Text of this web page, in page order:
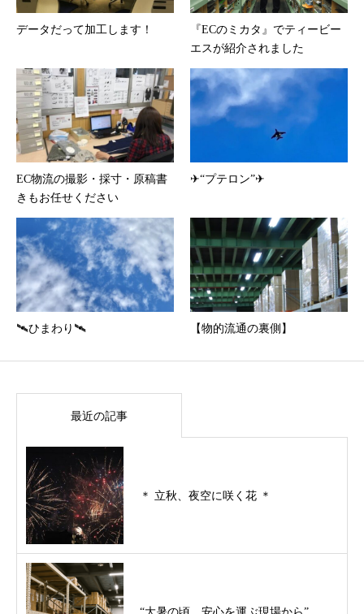
データだって加工します！
『ECのミカタ』でティービー
エスが紹介されました
EC物流の撮影・採寸・原稿書
きもお任せください
✈“プテロン”✈
🛰ひまわり🛰 【物的流通の裏側】
最近の記事
＊ 立秋、夜空に咲く花 ＊